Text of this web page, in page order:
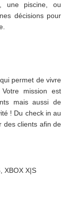
une piscine, ou
décisions pour
permet de vivre
mission est
mais aussi de
! Du check in au
des clients afin de
XBOX X|S